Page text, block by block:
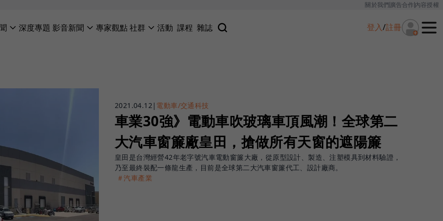
關於我們廣告合作內容授權
深度專題 影音新聞 專家觀點社群 活動 課程 雜誌 登入/註冊
2021.04.12| 電動車/交通科技
車業30強》電動車吹玻璃車頂風潮！全球第二
大汽車窗簾廠皇田，搶做所有天窗的遮陽簾
皇田是台灣經營42年老字號汽車電動窗簾大廠，從原型設計、製造、注塑模具到材料驗證，
乃至最終裝配一條龍生產，目前是全球第二大汽車窗簾代工、設計廠商。
＃汽車產業